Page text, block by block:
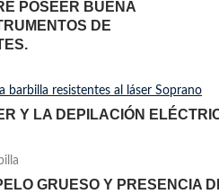
POSEER BUENA
DE
Y LA DEPILACIÓN
GRUESO Y PRESENCIA